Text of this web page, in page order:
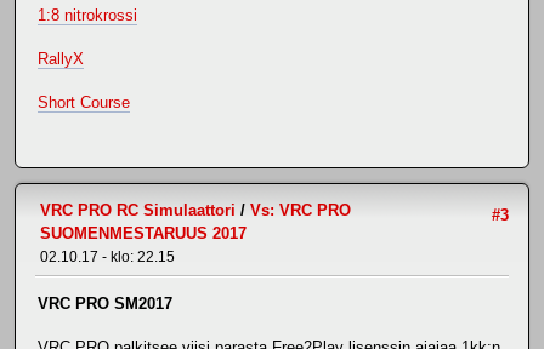
1:8 nitrokrossi
RallyX
Short Course
#3
VRC PRO RC Simulaattori / Vs: VRC PRO
SUOMENMESTARUUS 2017
02.10.17 - klo: 22.15
VRC PRO SM2017